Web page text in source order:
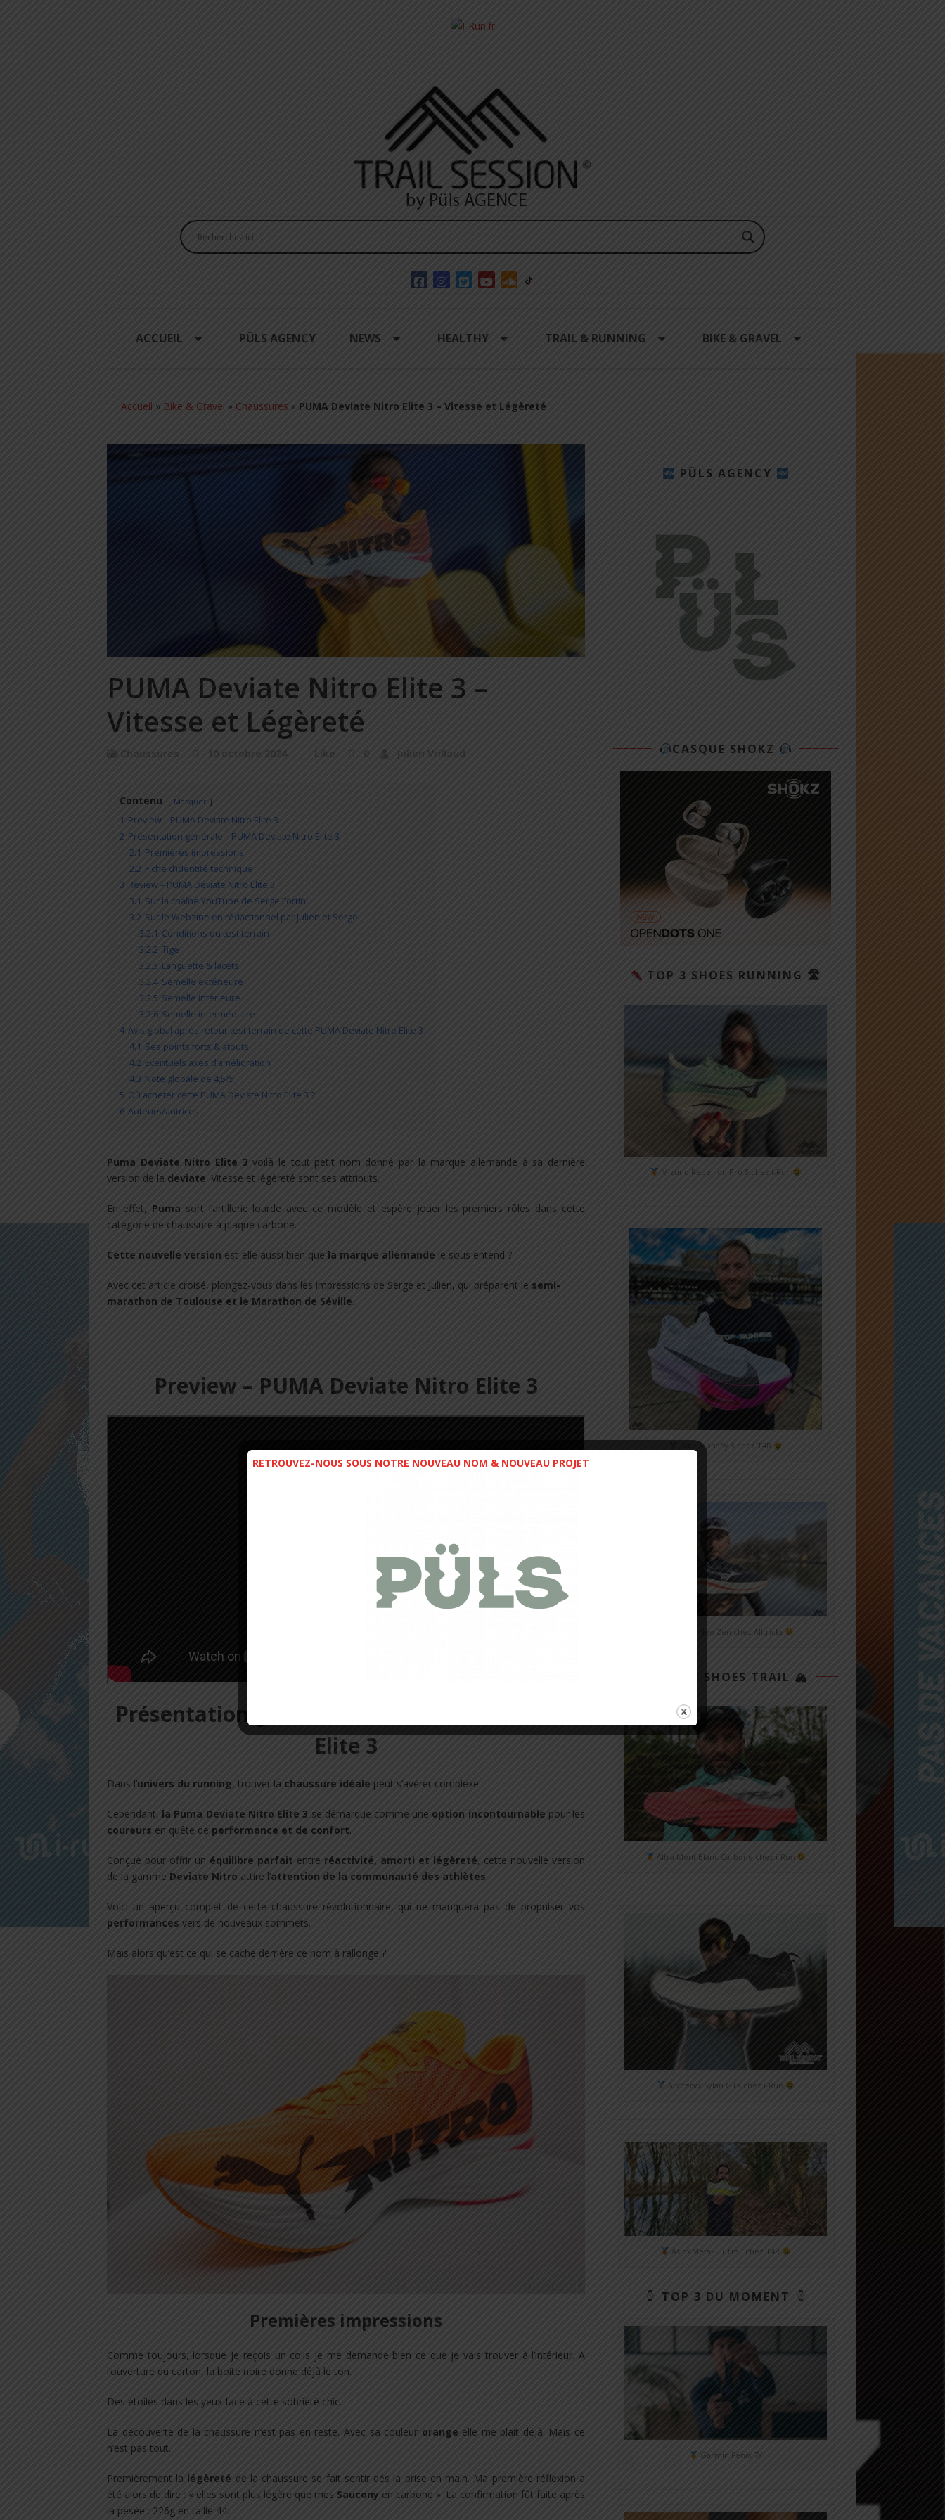
ACCUEIL PÜLS AGENCY NEWS HEALTHY TRAIL & RUNNING BIKE & GRAVEL
Accueil » Bike & Gravel » Chaussures » PUMA Deviate Nitro Elite 3 – Vitesse et Légèreté
PUMA Deviate Nitro Elite 3 –
Vitesse et Légèreté
Chaussures 10 octobre 2024 Like 0 Julien Vrillaud
Contenu Masquer
1 Preview – PUMA Deviate Nitro Elite 3
2 Présentation générale – PUMA Deviate Nitro Elite 3
2.1 Premières impressions
2.2 Fiche d’identité technique
3 Review – PUMA Deviate Nitro Elite 3
3.1 Sur la chaîne YouTube de Serge Fortini
3.2 Sur le Webzine en rédactionnel par Julien et Serge
3.2.1 Conditions du test terrain
3.2.2 Tige
3.2.3 Languette & lacets
3.2.4 Semelle extérieure
3.2.5 Semelle intérieure
3.2.6 Semelle intermédiaire
4 Avis global après retour test terrain de cette PUMA Deviate Nitro Elite 3
4.1 Ses points forts & atouts
4.2 Eventuels axes d’amélioration
4.3 Note globale de 4,5/5
5 Où acheter cette PUMA Deviate Nitro Elite 3 ?
6 Auteurs/autrices
Puma Deviate Nitro Elite 3voilà le tout petit nom donné par la marque allemande à sa dernière
version de la deviate. Vitesse et légèreté sont ses attributs.
En effet, Puma sort l’artillerie lourde avec ce modèle et espère jouer les premiers rôles dans cette
catégorie de chaussure à plaque carbone.
Cette nouvelle version est-elle aussi bien que la marque allemande le sous entend ?
Avec cet article croisé, plongez-vous dans les impressions de Serge et Julien, qui préparent le semi-
marathon de Toulouse et le Marathon de Séville.
Preview – PUMA Deviate Nitro Elite 3
Présentation générale – PUMA Deviate Nitro
Elite 3
Dans l’univers du running, trouver la chaussure idéale peut s’avérer complexe.
Cependant, la Puma Deviate Nitro Elite 3 se démarque comme une option incontournable pour les
coureurs en quête de performance et de confort.
Conçue pour offrir un équilibre parfait entre réactivité, amorti et légèreté, cette nouvelle version
de la gamme Deviate Nitro attire l’attention de la communauté des athlètes.
Voici un aperçu complet de cette chaussure révolutionnaire, qui ne manquera pas de propulser vos
performances vers de nouveaux sommets.
Mais alors qu’est ce qui se cache derrière ce nom à rallonge ?
Premières impressions
Comme toujours, lorsque je reçois un colis je me demande bien ce que je vais trouver à l’intérieur. A
l’ouverture du carton, la boite noire donne déjà le ton.
Des étoiles dans les yeux face à cette sobriété chic.
La découverte de la chaussure n’est pas en reste. Avec sa couleur orange elle me plait déjà. Mais ce
n’est pas tout.
Premièrement la légèreté de la chaussure se fait sentir dés la prise en main. Ma première réflexion a
été alors de dire : « elles sont plus légère que mes Saucony en carbone ». La confirmation fût faite après
la pesée : 226g en taille 44.
PÜLS AGENCY
CASQUE SHOKZ
TOP 3 SHOES RUNNING 🛣
Mizuno Rebellion Pro 3 chez i-Run
Nike Alphafly 3 chez T4R
Mizuno Neo Zen chez Alltricks
TOP 3 SHOES TRAIL 🏔
Altra Mont Blanc Carbone chez i-Run
Arc'teryx Sylan GTX chez i-Run
Asics MetaFuji Trail chez T4R
TOP 3 DU MOMENT
Garmin Fénix 7X
RETROUVEZ-NOUS SOUS NOTRE NOUVEAU NOM & NOUVEAU PROJET